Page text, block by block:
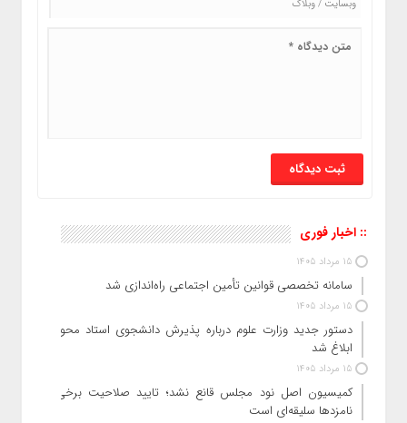
:: اخبار فوری
15 مرداد 1405
سامانه تخصصی قوانین تأمین اجتماعی راه‌اندازی شد
15 مرداد 1405
دستور جدید وزارت علوم درباره پذیرش دانشجوی استاد محور
ابلاغ شد
15 مرداد 1405
کمیسیون اصل نود مجلس قانع نشد؛ تایید صلاحیت برخی
نامزدها سلیقه‌ای است